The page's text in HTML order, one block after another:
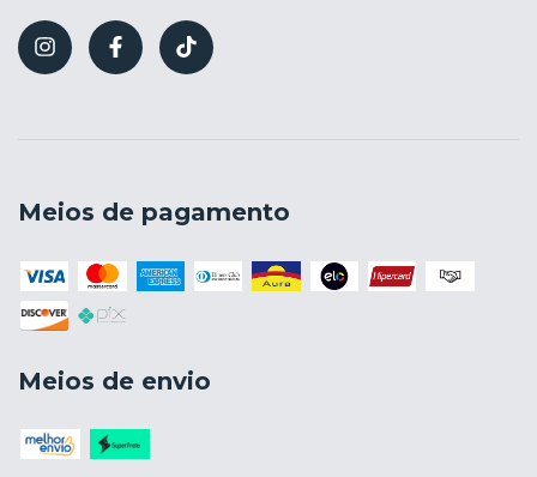
Meios de pagamento
Meios de envio